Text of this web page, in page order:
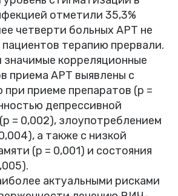
отметили 35,3%
четверти больных АРТ не
пациентов терапию прервали.
значимые корреляционные
приема АРТ выявлены с
приеме препаратов (p =
депрессивной
= 0,002), злоупотреблением
а также с низкой
(p = 0,001) и состояния
актуальными рисками